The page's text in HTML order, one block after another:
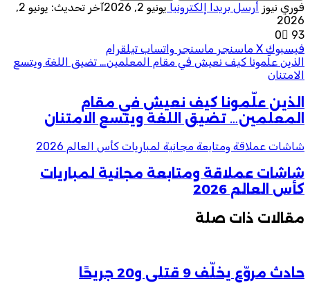
فوري نيوز أرسل بريدا إلكترونيا يونيو 2, 2026
آخر تحديث: يونيو 2,
2026
0
93
فيسبوك ‫X ماسنجر ماسنجر واتساب تيلقرام
الذين علّمونا كيف نعيش في مقام المعلمين… تضيق اللغة ويتسع
الامتنان
الذين علّمونا كيف نعيش في مقام
المعلمين… تضيق اللغة ويتسع الامتنان
شاشات عملاقة ومتابعة مجانية لمباريات كأس العالم 2026
شاشات عملاقة ومتابعة مجانية لمباريات
كأس العالم 2026
مقالات ذات صلة
حادث مروّع يخلّف 9 قتلى و20 جريحًا